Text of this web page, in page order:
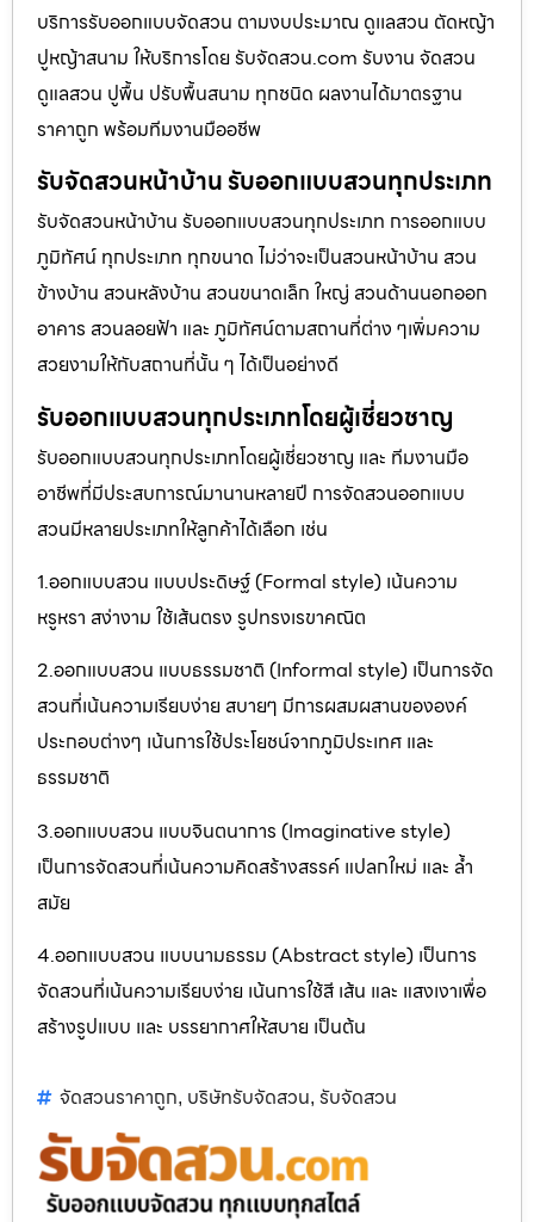
บริการรับออกแบบจัดสวน ตามงบประมาณ ดูเเลสวน ตัดหญ้า
ปูหญ้าสนาม ให้บริการโดย รับจัดสวน.com รับงาน จัดสวน
ดูแลสวน ปูพื้น ปรับพื้นสนาม ทุกชนิด ผลงานได้มาตรฐาน
ราคาถูก พร้อมทีมงานมืออชีพ
รับจัดสวนหน้าบ้าน รับออกแบบสวนทุกประเภท
รับจัดสวนหน้าบ้าน รับออกแบบสวนทุกประเภท การออกแบบ
ภูมิทัศน์ ทุกประเภท ทุกขนาด ไม่ว่าจะเป็นสวนหน้าบ้าน สวน
ข้างบ้าน สวนหลังบ้าน สวนขนาดเล็ก ใหญ่ สวนด้านนอกออก
อาคาร สวนลอยฟ้า และ ภูมิทัศน์ตามสถานที่ต่าง ๆเพิ่มความ
สวยงามให้กับสถานที่นั้น ๆ ได้เป็นอย่างดี
รับออกแบบสวนทุกประเภทโดยผู้เชี่ยวชาญ
รับออกแบบสวนทุกประเภทโดยผู้เชี่ยวชาญ และ ทีมงานมือ
อาชีพที่มีประสบการณ์มานานหลายปี การจัดสวนออกแบบ
สวนมีหลายประเภทให้ลูกค้าได้เลือก เช่น
1.ออกแบบสวน แบบประดิษฐ์ (Formal style) เน้นความ
หรูหรา สง่างาม ใช้เส้นตรง รูปทรงเรขาคณิต
2.ออกแบบสวน แบบธรรมชาติ (Informal style) เป็นการจัด
สวนที่เน้นความเรียบง่าย สบายๆ มีการผสมผสานขององค์
ประกอบต่างๆ เน้นการใช้ประโยชน์จากภูมิประเทศ และ
ธรรมชาติ
3.ออกแบบสวน แบบจินตนาการ (Imaginative style)
เป็นการจัดสวนที่เน้นความคิดสร้างสรรค์ แปลกใหม่ และ ล้ำ
สมัย
4.ออกแบบสวน แบบนามธรรม (Abstract style) เป็นการ
จัดสวนที่เน้นความเรียบง่าย เน้นการใช้สี เส้น และ แสงเงาเพื่อ
สร้างรูปแบบ และ บรรยากาศให้สบาย เป็นต้น
จัดสวนราคาถูก, บริษัทรับจัดสวน, รับจัดสวน